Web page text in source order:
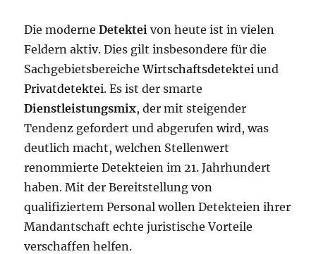
Die moderneDetektei von heute ist in vielen
Feldern aktiv. Dies gilt insbesondere für die
SachgebietsbereicheWirtschaftsdetektei und
Privatdetektei. Es ist der smarte
Dienstleistungsmix, der mit steigender
Tendenz gefordert und abgerufen wird, was
deutlich macht, welchen Stellenwert
renommierte Detekteien im 21. Jahrhundert
haben. Mit der Bereitstellung von
qualifiziertem Personal wollen Detekteien ihrer
Mandantschaft echte juristische Vorteile
verschaffen helfen.